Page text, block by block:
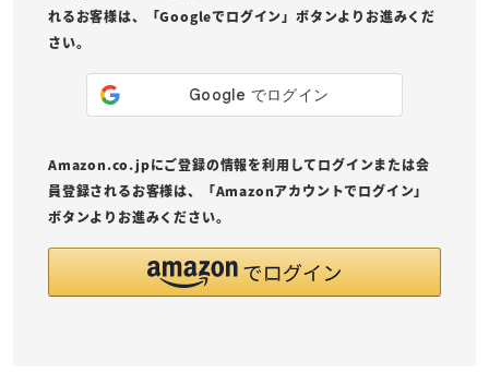
れるお客様は、「Googleでログイン」ボタンよりお進みくだ
さい。
Amazon.co.jpにご登録の情報を利用してログインまたは会
員登録されるお客様は、「Amazonアカウントでログイン」
ボタンよりお進みください。